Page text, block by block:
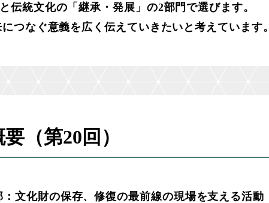
伝統文化の「継承・発展」の2部門で選びます。
つなぐ意義を広く伝えていきたいと考えています。
（第20回）
：文化財の保存、修復の最前線の現場を支える活動